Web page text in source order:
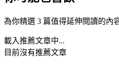
為你精選 3 篇值得延伸閱讀的內
載入推薦文章中...
目前沒有推薦文章